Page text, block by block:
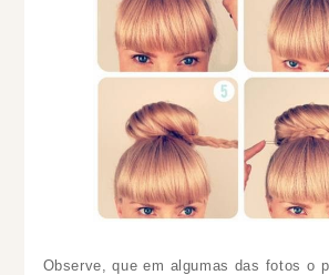
Observe, que em algumas das fotos o